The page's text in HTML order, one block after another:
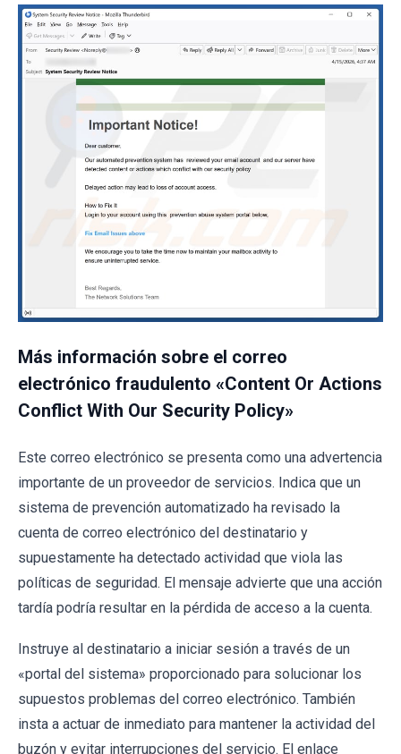
Más información sobre el correo
electrónico fraudulento «Content Or Actions
Conflict With Our Security Policy»
Este correo electrónico se presenta como una advertencia
importante de un proveedor de servicios. Indica que un
sistema de prevención automatizado ha revisado la
cuenta de correo electrónico del destinatario y
supuestamente ha detectado actividad que viola las
políticas de seguridad. El mensaje advierte que una acción
tardía podría resultar en la pérdida de acceso a la cuenta.
Instruye al destinatario a iniciar sesión a través de un
«portal del sistema» proporcionado para solucionar los
supuestos problemas del correo electrónico. También
insta a actuar de inmediato para mantener la actividad del
buzón y evitar interrupciones del servicio. El enlace